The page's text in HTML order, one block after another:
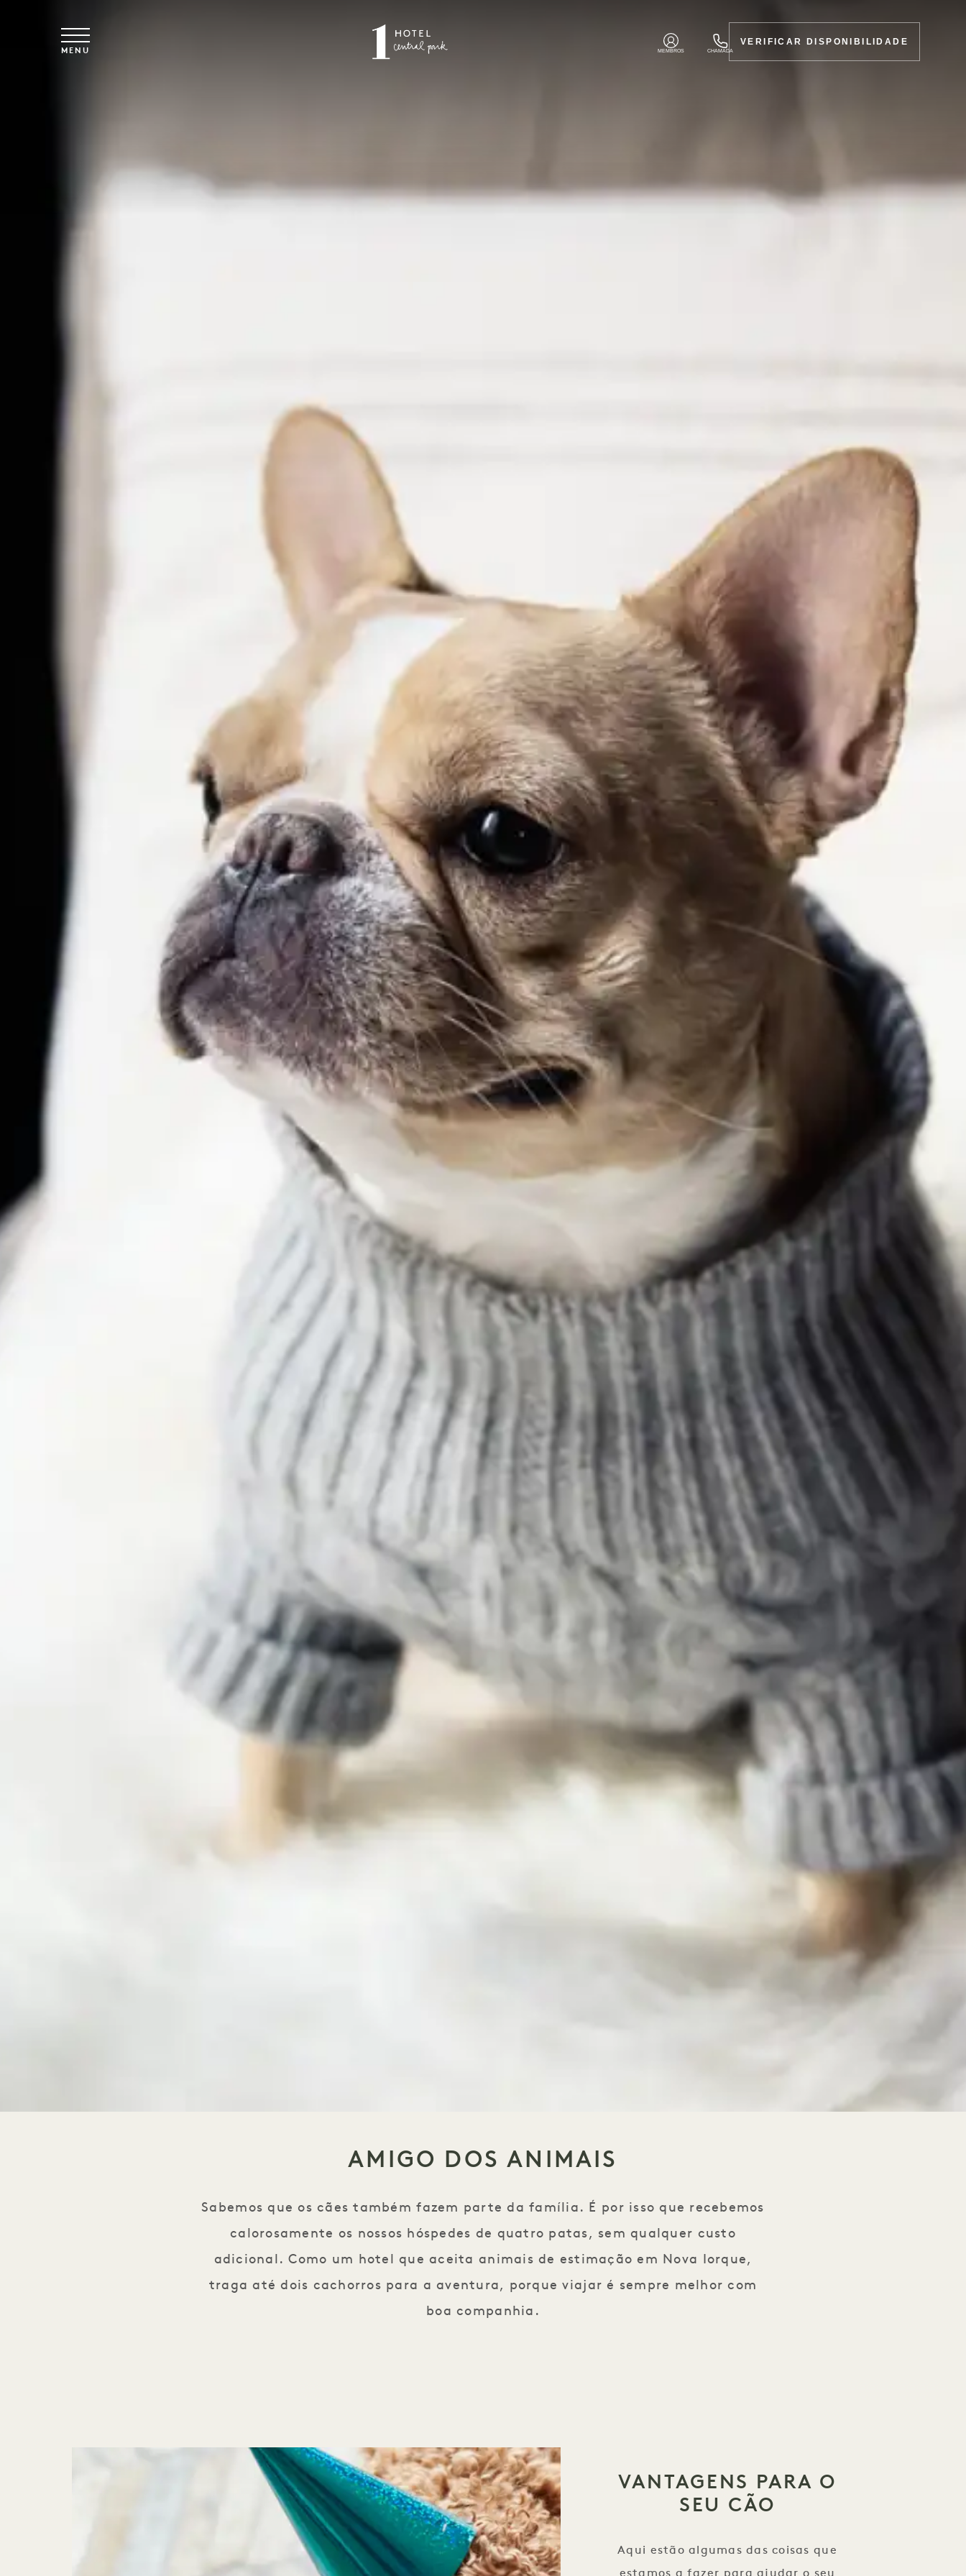
MENU MEMBROS CHAMADA
VERIFICAR DISPONIBILIDADE
AMIGO DOS ANIMAIS
Sabemos que os cães também fazem parte da família. É por isso que recebemos
calorosamente os nossos hóspedes de quatro patas, sem qualquer custo
adicional. Como um hotel que aceita animais de estimação em Nova Iorque,
traga até dois cachorros para a aventura, porque viajar é sempre melhor com
boa companhia.
VANTAGENS PARA O
SEU CÃO
Aqui estão algumas das coisas que
estamos a fazer para ajudar o seu